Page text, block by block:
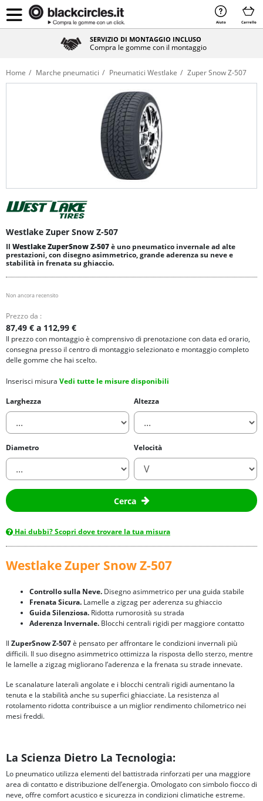
Aiuto Carrello
SERVIZIO DI MONTAGGIO INCLUSO
Compra le gomme con il montaggio
Home Marche pneumatici Pneumatici Westlake Zuper Snow Z-507
Westlake Zuper Snow Z-507
Il Westlake ZuperSnow Z-507è uno pneumatico invernale ad alte
prestazioni, con disegno asimmetrico, grande aderenza su neve e
stabilità in frenata su ghiaccio.
Non ancora recensito
Prezzo da :
87,49 € a 112,99 €
Il prezzo con montaggio è comprensivo di prenotazione con data ed orario,
consegna presso il centro di montaggio selezionato e montaggio completo
delle gomme che hai scelto.
Inserisci misura Vedi tutte le misure disponibili
Larghezza
Altezza
Diametro Velocità
Cerca
Hai dubbi? Scopri dove trovare la tua misura
Westlake Zuper Snow Z-507
Controllo sulla Neve. Disegno asimmetrico per una guida stabile
Frenata Sicura. Lamelle a zigzag per aderenza su ghiaccio
Guida Silenziosa. Ridotta rumorosità su strada
Aderenza Invernale. Blocchi centrali rigidi per maggiore contatto
Il ZuperSnow Z-507è pensato per affrontare le condizioni invernali più
difficili. Il suo disegno asimmetrico ottimizza la risposta dello sterzo, mentre
le lamelle a zigzag migliorano l’aderenza e la frenata su strade innevate.
Le scanalature laterali angolate e i blocchi centrali rigidi aumentano la
tenuta e la stabilità anche su superfici ghiacciate. La resistenza al
rotolamento ridotta contribuisce a un miglior rendimento chilometrico nei
mesi freddi.
La Scienza Dietro La Tecnologia:
Lo pneumatico utilizza elementi del battistrada rinforzati per una maggiore
area di contatto e distribuzione dell’energia. Omologato con simbolo fiocco di
neve, offre comfort acustico e sicurezza in condizioni climatiche estreme.